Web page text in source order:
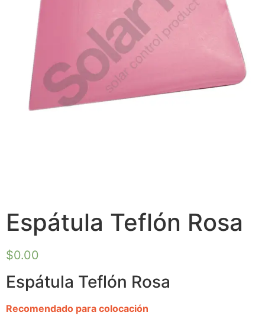
Espátula Teflón Rosa
$0.00
Espátula Teflón Rosa
Recomendado para colocación